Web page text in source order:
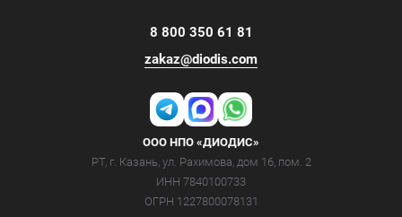
8 800 350 61 81
zakaz@diodis.com
ООО НПО «ДИОДИС»
РТ, г. Казань, ул. Рахимова, дом 16, пом. 2
ИНН 7840100733
ОГРН 1227800078131